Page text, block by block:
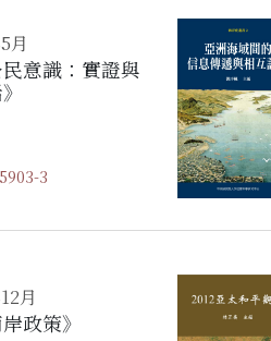
月
意識：實證與
3
月
政策》